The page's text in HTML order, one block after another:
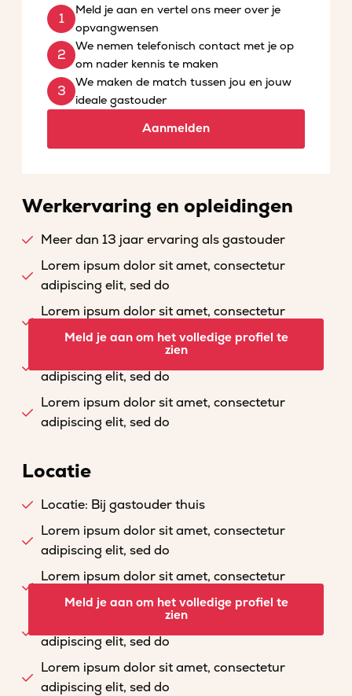
Meld je aan en vertel ons meer over je
opvangwensen
We nemen telefonisch contact met je op
om nader kennis te maken
We maken de match tussen jou en jouw
ideale gastouder
Aanmelden
Werkervaring en opleidingen
Meer dan 13 jaar ervaring als gastouder
Lorem ipsum dolor sit amet, consectetur
adipiscing elit, sed do
Lorem ipsum dolor sit amet, consectetur
adipiscing elit, sed do
Lorem ipsum dolor sit amet, consectetur
adipiscing elit, sed do
Lorem ipsum dolor sit amet, consectetur
adipiscing elit, sed do
Meld je aan om het volledige profiel te
zien
Locatie
Locatie: Bij gastouder thuis
Lorem ipsum dolor sit amet, consectetur
adipiscing elit, sed do
Lorem ipsum dolor sit amet, consectetur
adipiscing elit, sed do
Lorem ipsum dolor sit amet, consectetur
adipiscing elit, sed do
Lorem ipsum dolor sit amet, consectetur
adipiscing elit, sed do
Meld je aan om het volledige profiel te
zien